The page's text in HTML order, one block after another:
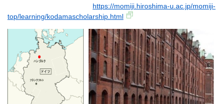
https://momiji.hiroshima-u.ac.jp/momiji-
top/learning/kodamascholarship.html